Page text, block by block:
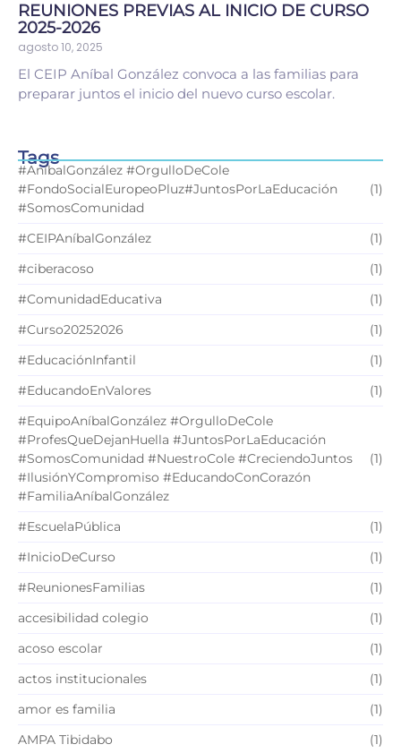
REUNIONES PREVIAS AL INICIO DE CURSO
2025-2026
agosto 10, 2025
El CEIP Aníbal González convoca a las familias para
preparar juntos el inicio del nuevo curso escolar.
Tags
#AníbalGonzález #OrgulloDeCole
#FondoSocialEuropeoPluz#JuntosPorLaEducación
#SomosComunidad
(1)
#CEIPAníbalGonzález
(1)
#ciberacoso
(1)
#ComunidadEducativa
(1)
#Curso20252026
(1)
#EducaciónInfantil
(1)
#EducandoEnValores
(1)
#EquipoAníbalGonzález #OrgulloDeCole
#ProfesQueDejanHuella #JuntosPorLaEducación
#SomosComunidad #NuestroCole #CreciendoJuntos
#IlusiónYCompromiso #EducandoConCorazón
#FamiliaAníbalGonzález
(1)
#EscuelaPública
(1)
#InicioDeCurso
(1)
#ReunionesFamilias
(1)
accesibilidad colegio
(1)
acoso escolar
(1)
actos institucionales
(1)
amor es familia
(1)
AMPA Tibidabo
(1)